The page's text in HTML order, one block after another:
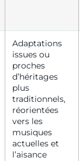
Adaptations
issues ou
proches
d’héritages
plus
traditionnels,
réorientées
vers les
musiques
actuelles et
l’aisance